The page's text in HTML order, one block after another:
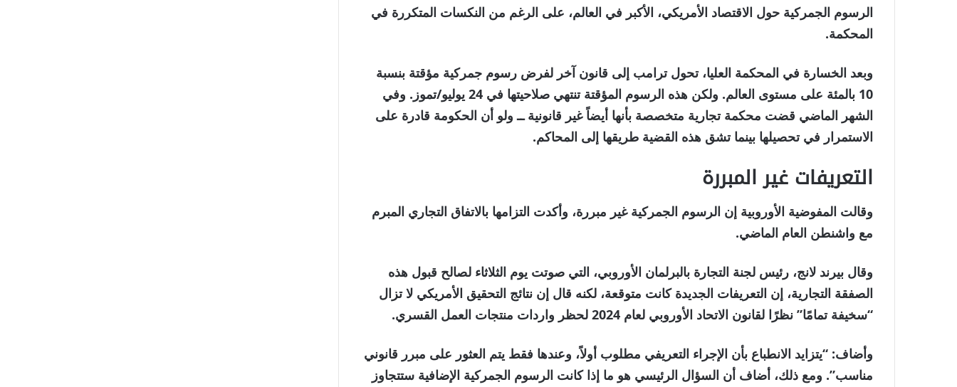
الرسوم الجمركية حول الاقتصاد الأمريكي، الأكبر في العالم، على الرغم من النكسات المتكررة في
المحكمة.
وبعد الخسارة في المحكمة العليا، تحول ترامب إلى قانون آخر لفرض رسوم جمركية مؤقتة بنسبة
10 بالمئة على مستوى العالم. ولكن هذه الرسوم المؤقتة تنتهي صلاحيتها في 24 يوليو/تموز. وفي
الشهر الماضي قضت محكمة تجارية متخصصة بأنها أيضاً غير قانونية ــ ولو أن الحكومة قادرة على
الاستمرار في تحصيلها بينما تشق هذه القضية طريقها إلى المحاكم.
التعريفات غير المبررة
وقالت المفوضية الأوروبية إن الرسوم الجمركية غير مبررة، وأكدت التزامها بالاتفاق التجاري المبرم
مع واشنطن العام الماضي.
وقال بيرند لانج، رئيس لجنة التجارة بالبرلمان الأوروبي، التي صوتت يوم الثلاثاء لصالح قبول هذه
الصفقة التجارية، إن التعريفات الجديدة كانت متوقعة، لكنه قال إن نتائج التحقيق الأمريكي لا تزال
“سخيفة تمامًا” نظرًا لقانون الاتحاد الأوروبي لعام 2024 لحظر واردات منتجات العمل القسري.
وأضاف: “يتزايد الانطباع بأن الإجراء التعريفي مطلوب أولاً، وعندها فقط يتم العثور على مبرر قانوني
مناسب”. ومع ذلك، أضاف أن السؤال الرئيسي هو ما إذا كانت الرسوم الجمركية الإضافية ستتجاوز